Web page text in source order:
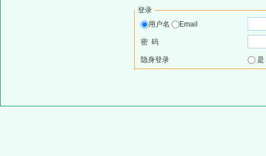
登录
用户名
Email
密 码
隐身登录